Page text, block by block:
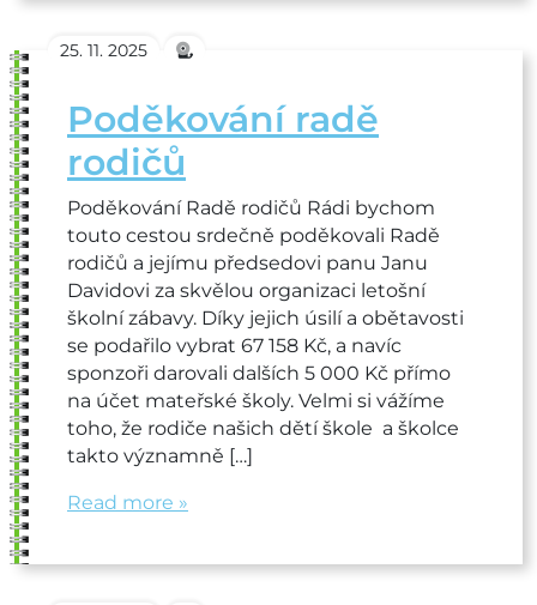
25. 11. 2025
Poděkování radě
rodičů
Poděkování Radě rodičů Rádi bychom
touto cestou srdečně poděkovali Radě
rodičů a jejímu předsedovi panu Janu
Davidovi za skvělou organizaci letošní
školní zábavy. Díky jejich úsilí a obětavosti
se podařilo vybrat 67 158 Kč, a navíc
sponzoři darovali dalších 5 000 Kč přímo
na účet mateřské školy. Velmi si vážíme
toho, že rodiče našich dětí škole a školce
takto významně […]
Read more »